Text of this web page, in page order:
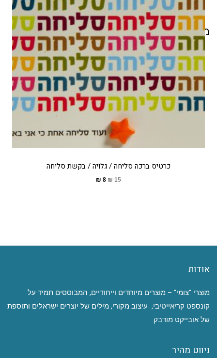
מוצרים קשורים
כרטיס ברכה סליחה / גלויה / בקשת סליחה
15
₪
8
₪
אודות
מוצרי "צומי" – מוצרים מיוחדים וייחודיים, המבוססים תמיד על
קונספט קריאייטיבי, עיצוב מקורי, מילים של יוצרים ישראלים ותוספת
של אובייקט מודבק.
ניווט מהיר